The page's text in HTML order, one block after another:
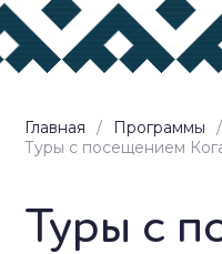
Главная / Программы
Туры с посещением
Туры с